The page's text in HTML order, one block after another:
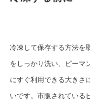
冷凍して保存する方法を
をしっかり洗い、ピーマ
にすぐ利用できる大きさ
いです。市販されている